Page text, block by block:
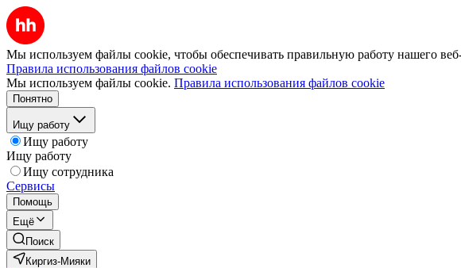
Мы используем файлы cookie, чтобы обеспечивать правильную работу нашего
Правила использования файлов cookie
Мы используем файлы cookie. Правила использования файлов cookie
Понятно
Ищу работу
Ищу работу
Ищу работу
Ищу сотрудника
Сервисы
Помощь
Ещё
Поиск
Киргиз-Мияки